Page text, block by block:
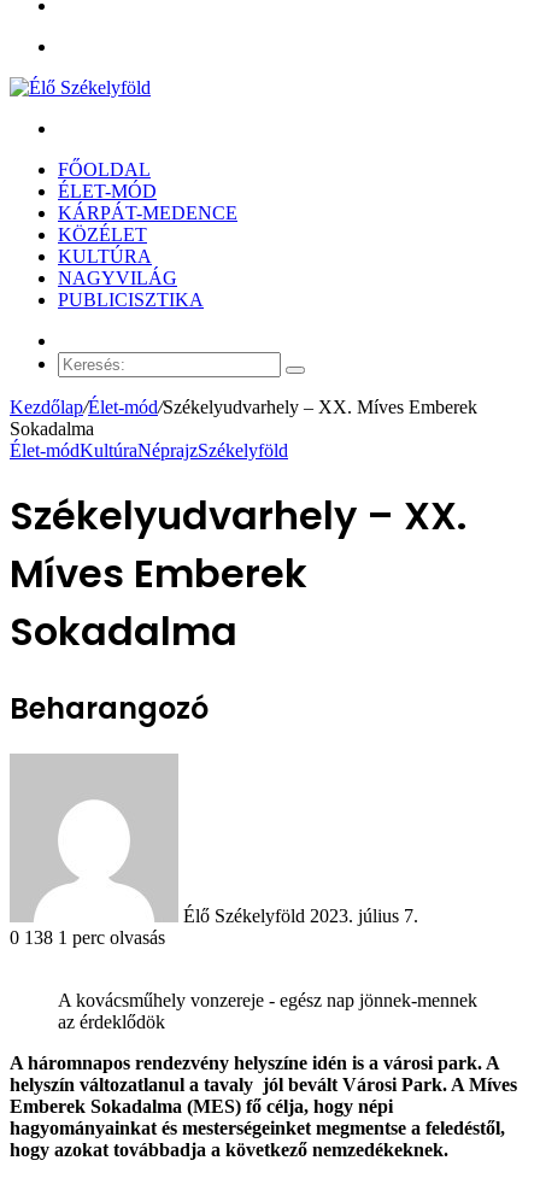
FŐOLDAL
ÉLET-MÓD
KÁRPÁT-MEDENCE
KÖZÉLET
KULTÚRA
NAGYVILÁG
PUBLICISZTIKA
cikk
Keresés:
Kezdőlap/Élet-mód/Székelyudvarhely – XX. Míves Emberek
Sokadalma
Élet-módKultúraNéprajzSzékelyföld
Székelyudvarhely – XX.
Míves Emberek
Sokadalma
Beharangozó
Élő Székelyföld 2023. július 7.
0 138 1 perc olvasás
A kovácsműhely vonzereje - egész nap jönnek-mennek
az érdeklődök
A háromnapos rendezvény helyszíne idén is a városi park. A
helyszín változatlanul a tavaly jól bevált Városi Park. A Míves
Emberek Sokadalma (MES) fő célja, hogy népi
hagyományainkat és mesterségeinket megmentse a feledéstől,
hogy azokat továbbadja a következő nemzedékeknek.